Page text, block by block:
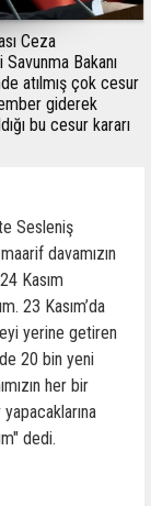
Ceza
Bakanı
atılmış çok cesur
giderek
bu cesur kararı
Sesleniş
davamızın
Kasım
23 Kasım’da
yerine getiren
20 bin yeni
her bir
dedi.